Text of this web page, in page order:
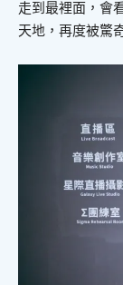
走到最裡面，會
天地，再度被驚